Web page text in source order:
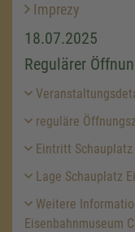
Imprezy
18.07.2025
Regulärer
reguläre
Eintritt Schauplatz
Lage Schauplatz
Weitere
Eisenbahnmuseum